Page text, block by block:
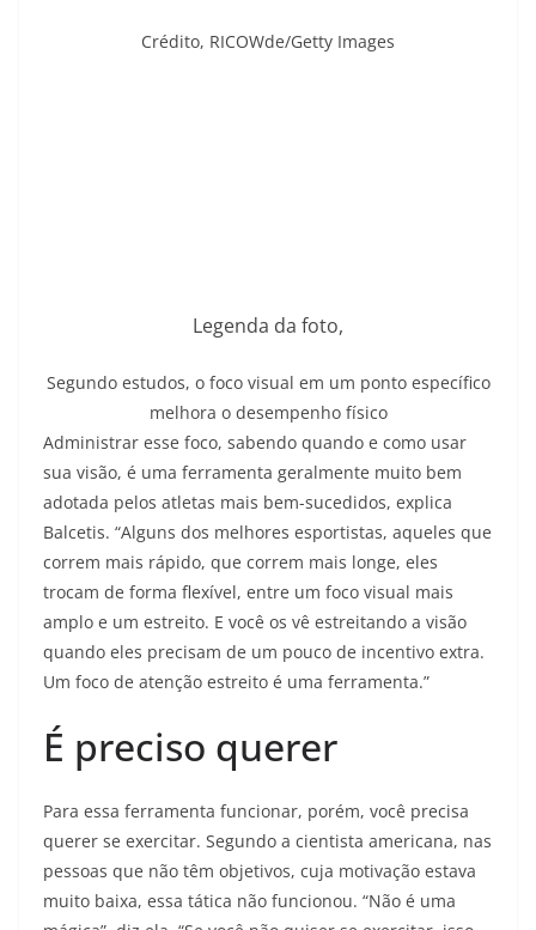
Crédito, RICOWde/Getty Images
Legenda da foto,
Segundo estudos, o foco visual em um ponto específico
melhora o desempenho físico
Administrar esse foco, sabendo quando e como usar
sua visão, é uma ferramenta geralmente muito bem
adotada pelos atletas mais bem-sucedidos, explica
Balcetis. “Alguns dos melhores esportistas, aqueles que
correm mais rápido, que correm mais longe, eles
trocam de forma flexível, entre um foco visual mais
amplo e um estreito. E você os vê estreitando a visão
quando eles precisam de um pouco de incentivo extra.
Um foco de atenção estreito é uma ferramenta.”
É preciso querer
Para essa ferramenta funcionar, porém, você precisa
querer se exercitar. Segundo a cientista americana, nas
pessoas que não têm objetivos, cuja motivação estava
muito baixa, essa tática não funcionou. “Não é uma